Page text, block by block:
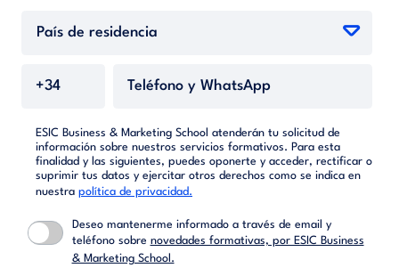
ESIC Business & Marketing School atenderán tu solicitud de
información sobre nuestros servicios formativos. Para esta
finalidad y las siguientes, puedes oponerte y acceder, rectificar o
suprimir tus datos y ejercitar otros derechos como se indica en
nuestra política de privacidad.
Deseo mantenerme informado a través de email y
teléfono sobre novedades formativas, por ESIC Business
& Marketing School.